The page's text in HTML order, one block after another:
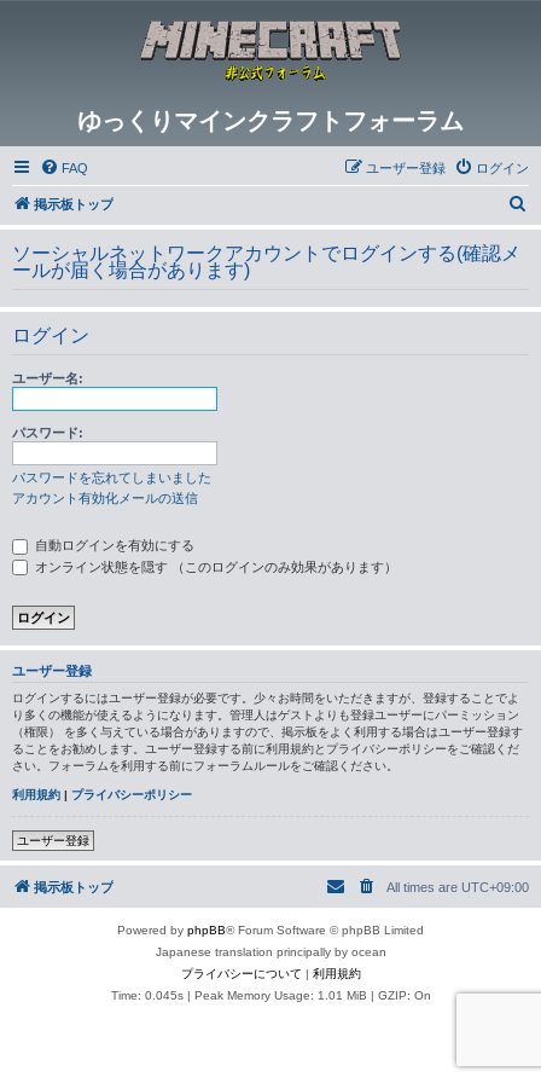
ゆっくりマインクラフトフォーラム
FAQ ログイン
ユーザー登録
掲示板トップ
索
ソーシャルネットワークアカウントでログインする(確認メ
ールが届く場合があります)
ログイン
ユーザー名:
パスワード:
パスワードを忘れてしまいました
アカウント有効化メールの送信
自動ログインを有効にする
オンライン状態を隠す （このログインのみ効果があります）
ユーザー登録
ログインするにはユーザー登録が必要です。少々お時間をいただきますが、登録することでよ
り多くの機能が使えるようになります。管理人はゲストよりも登録ユーザーにパーミッション
（権限） を多く与えている場合がありますので、掲示板をよく利用する場合はユーザー登録す
ることをお勧めします。ユーザー登録する前に利用規約とプライバシーポリシーをご確認くだ
さい。フォーラムを利用する前にフォーラムルールをご確認ください。
利用規約 | プライバシーポリシー
ユーザー登録
掲示板トップ All times are UTC+09:00
Powered by phpBB® Forum Software © phpBB Limited
Japanese translation principally by ocean
プライバシーについて | 利用規約
Time: 0.045s| Peak Memory Usage: 1.01 MiB | GZIP: On